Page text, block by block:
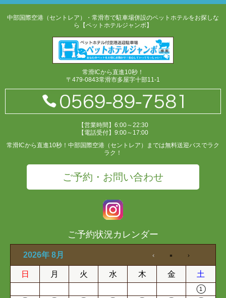
中部国際空港（セントレア）・常滑市で駐車場併設のペットホテルをお探しな
ら【ペットホテルジャンボ】
常滑ICから直進10秒！
〒479-0843常滑市多屋字十部11-1
【営業時間】6:00～22:30
【電話受付】9:00～17:00
常滑ICから直進10秒！中部国際空港（セントレア）までは無料送迎バスでラク
ラク！
ご予約・お問い合わせ
ご予約状況カレンダー
2026年 8月
日 月 火 水 木 金 土
1